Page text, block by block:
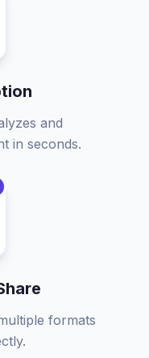
and
in seconds.
formats